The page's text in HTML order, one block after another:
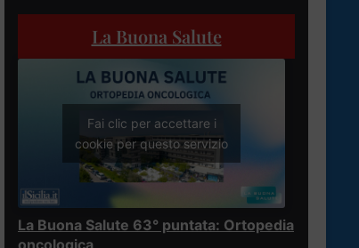
La Buona Salute
Fai clic per accettare i
cookie per questo servizio
La Buona Salute 63° puntata: Ortopedia